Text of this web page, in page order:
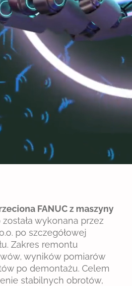
FANUC z maszyny
została wykonana przez
po szczegółowej
Zakres remontu
wyników pomiarów
po demontażu. Celem
stabilnych obrotów,